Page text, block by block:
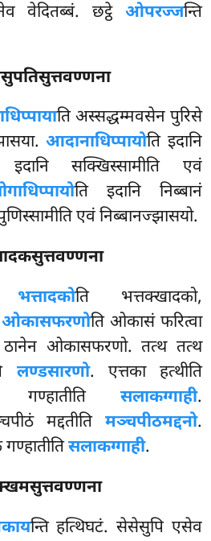
वेदितब्बं. छट्ठे ओपरज्जन्ति
ति अस्सद्धम्मवसेन पुरिसे
आदानाधिप्पायोति इदानि
सक्खिस्सामीति एवं
ति इदानि निब्बानं
एवं निब्बानज्झासयो.
भत्तादकोति भत्तक्खादको,
ओकासफरणोति ओकासं फरित्वा
ओकासफरणो. तत्थ तत्थ
लण्डसारणो. एत्तका हत्थीति
सलाकग्गाही.
मद्दतीति मञ्चपीठमद्दनो.
सलाकग्गाही.
न्ति हत्थिघटं. सेसेसुपि एसेव